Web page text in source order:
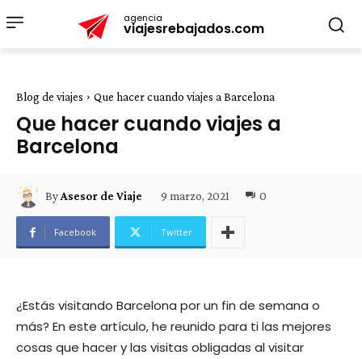
agencia
viajesrebajados.com
Blog de viajes Que hacer cuando viajes a Barcelona
Que hacer cuando viajes a
Barcelona
ByAsesor de Viaje 9 marzo, 2021 0
Facebook Twitter
¿Estás visitando Barcelona por un fin de semana o
más? En este artículo, he reunido para ti las mejores
cosas que hacer y las visitas obligadas al visitar